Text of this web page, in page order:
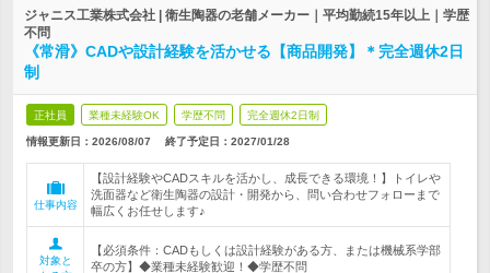
ジャニス工業株式会社 | 衛生陶器の老舗メーカー｜平均勤続15年以上｜学歴
不問
《常滑》CADや設計経験を活かせる【商品開発】＊完全週休2日
制
正社員 業種未経験OK 学歴不問 完全週休2日制
情報更新日：2026/08/07 終了予定日： 2027/01/28
仕事内容
【設計経験やCADスキルを活かし、成長できる環境！】トイレや
洗面器など衛生陶器の設計・開発から、問い合わせフォローまで
幅広くお任せします♪
対象と
【必須条件：CADもしくは設計経験がある方、または機械系学部
卒の方】◆業種未経験歓迎！◆学歴不問